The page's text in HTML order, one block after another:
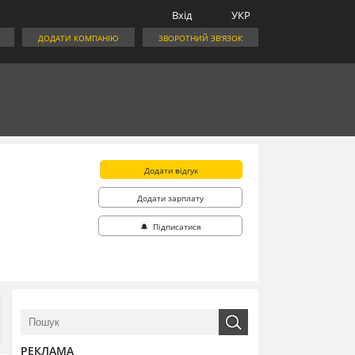
УКР
Вхід
ЗВОРОТНИЙ ЗВ'ЯЗОК
ДОДАТИ КОМПАНІЮ
Додати відгук
Додати зарплату
🔔 Підписатися
РЕКЛАМА